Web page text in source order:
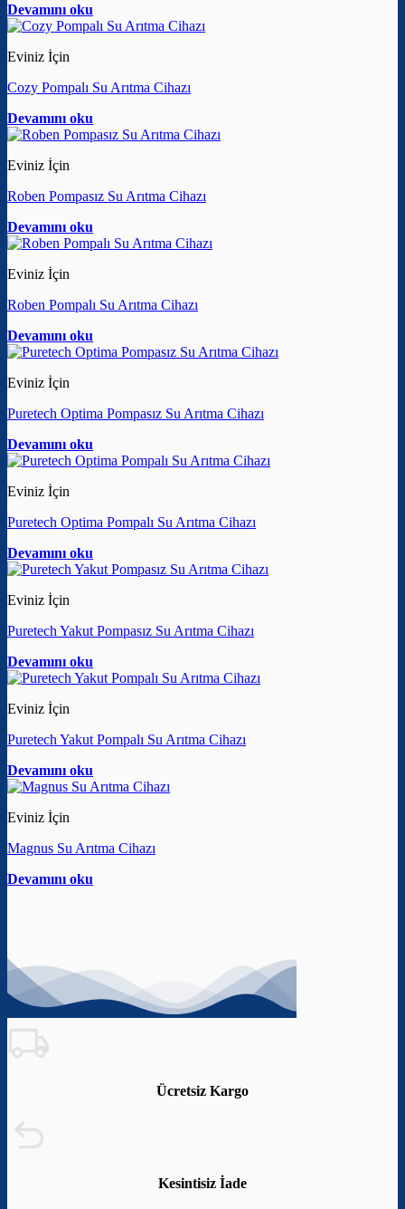
Devamını oku
Eviniz İçin
Cozy Pompalı Su Arıtma Cihazı
Devamını oku
Eviniz İçin
Roben Pompasız Su Arıtma Cihazı
Devamını oku
Eviniz İçin
Roben Pompalı Su Arıtma Cihazı
Devamını oku
Eviniz İçin
Puretech Optima Pompasız Su Arıtma Cihazı
Devamını oku
Eviniz İçin
Puretech Optima Pompalı Su Arıtma Cihazı
Devamını oku
Eviniz İçin
Puretech Yakut Pompasız Su Arıtma Cihazı
Devamını oku
Eviniz İçin
Puretech Yakut Pompalı Su Arıtma Cihazı
Devamını oku
Eviniz İçin
Magnus Su Arıtma Cihazı
Devamını oku
Ücretsiz Kargo
Kesintisiz İade